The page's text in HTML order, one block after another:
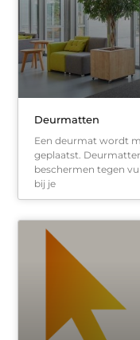
Deurmatten
Een deurmat wordt
geplaatst.
beschermen tegen
bij je